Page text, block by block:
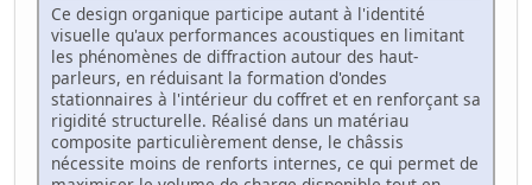
Ce design organique participe autant à l'identité
visuelle qu'aux performances acoustiques en limitant
les phénomènes de diffraction autour des haut-
parleurs, en réduisant la formation d'ondes
stationnaires à l'intérieur du coffret et en renforçant sa
rigidité structurelle. Réalisé dans un matériau
composite particulièrement dense, le châssis
nécessite moins de renforts internes, ce qui permet de